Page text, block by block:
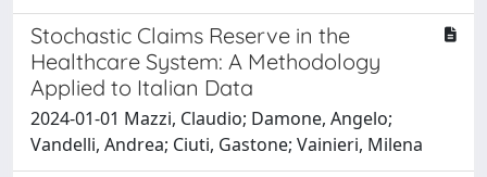
Stochastic Claims Reserve in the
Healthcare System: A Methodology
Applied to Italian Data
2024-01-01 Mazzi, Claudio; Damone, Angelo;
Vandelli, Andrea; Ciuti, Gastone; Vainieri, Milena